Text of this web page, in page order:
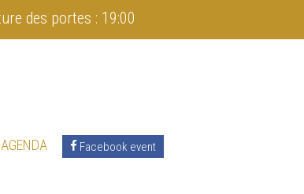
des portes : 19:00
Facebook event